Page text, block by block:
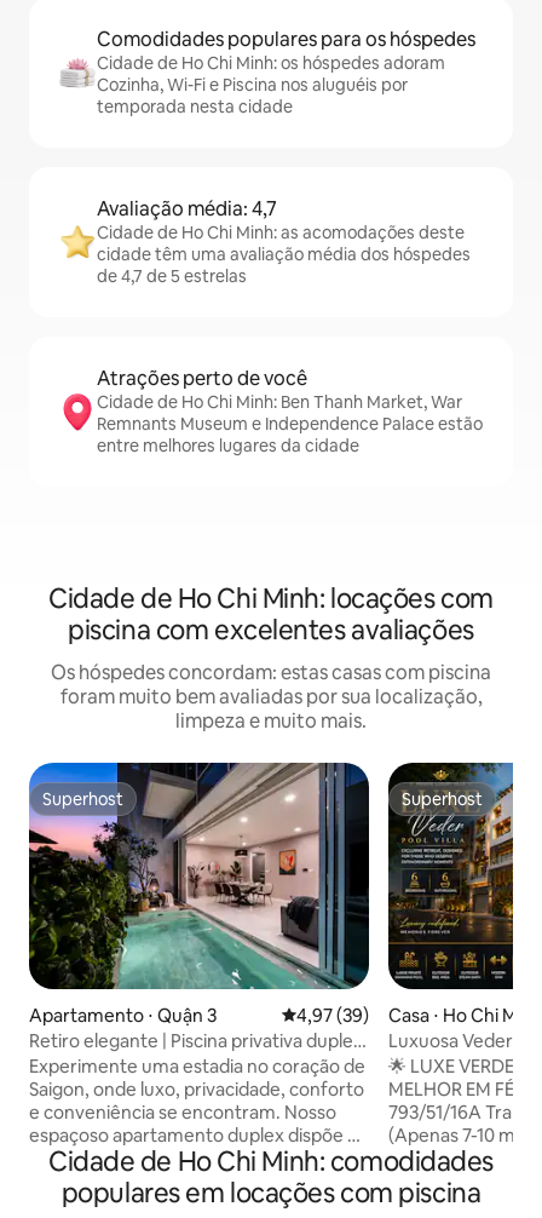
Comodidades populares para os hóspedes
Cidade de Ho Chi Minh: os hóspedes adoram
Cozinha, Wi-Fi e Piscina nos aluguéis por
temporada nesta cidade
Avaliação média: 4,7
Cidade de Ho Chi Minh: as acomodações deste
cidade têm uma avaliação média dos hóspedes
de 4,7 de 5 estrelas
Atrações perto de você
Cidade de Ho Chi Minh: Ben Thanh Market, War
Remnants Museum e Independence Palace estão
entre melhores lugares da cidade
Cidade de Ho Chi Minh: locações com
piscina com excelentes avaliações
Os hóspedes concordam: estas casas com piscina
foram muito bem avaliadas por sua localização,
limpeza e muito mais.
Superhost
Superhost
Apartamento ⋅ Quận 3 4,97 de uma avaliação média
4,97 (39)
Retiro elegante | Piscina privativa duplex
W
Experimente uma estadia no coração de
Saigon, onde luxo, privacidade, conforto
e conveniência se encontram. Nosso
espaçoso apartamento duplex dispõe de
uma piscina privativa no deck,
acabamentos de alta qualidade, acesso a
comodidades de alto nível, como uma
Superhost
Superhost
Casa ⋅ Ho Chi
Luxuosa Veder
banheiros Saigon
🌟 LUXE VERDE
MELHOR EM
793/51/16A Tran
(Apenas 7-10
panorâmica do
81 milhões de
luxo: 6 quartos (3
Cidade de Ho Chi Minh: comodidades
populares em locações com piscina